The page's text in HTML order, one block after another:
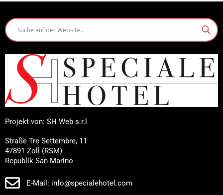
Projekt von: SH Web s.r.l
Straße Tre Settembre, 11
47891 Zoll (RSM)
Republik San Marino
E-Mail: info@specialehotel.com